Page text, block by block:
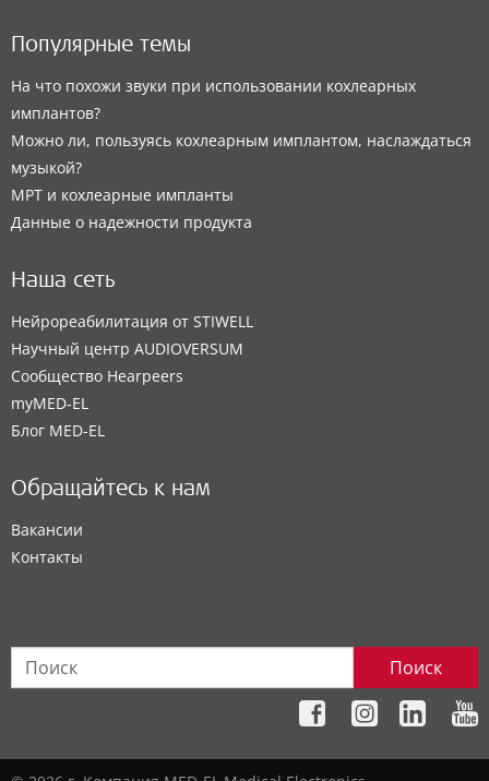
Популярные темы
На что похожи звуки при использовании кохлеарных
имплантов?
Можно ли, пользуясь кохлеарным имплантом, наслаждаться
музыкой?
МРТ и кохлеарные импланты
Данные о надежности продукта
Наша сеть
Нейрореабилитация от STIWELL
Научный центр AUDIOVERSUM
Сообщество Hearpeers
myMED‑EL
Блог MED-EL
Обращайтесь к нам
Вакансии
Контакты
Поиск